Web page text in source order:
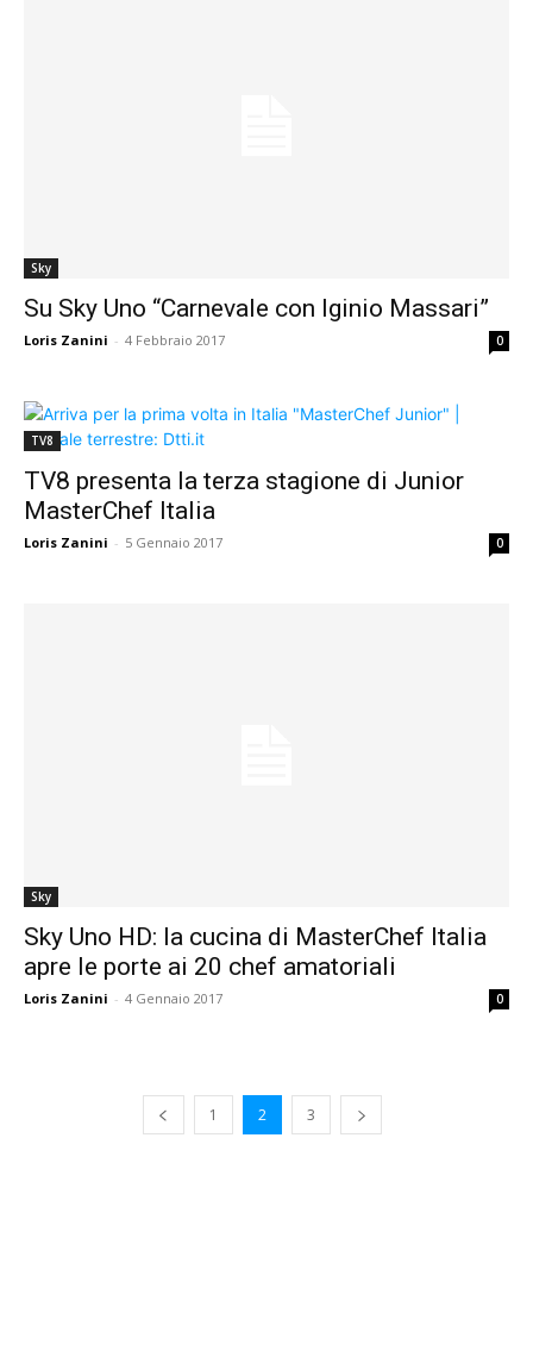
Sky
Su Sky Uno “Carnevale con Iginio Massari”
Loris Zanini - 4 Febbraio 2017 0
TV8
TV8 presenta la terza stagione di Junior
MasterChef Italia
Loris Zanini - 5 Gennaio 2017 0
Sky
Sky Uno HD: la cucina di MasterChef Italia
apre le porte ai 20 chef amatoriali
Loris Zanini - 4 Gennaio 2017 0
1 2 3